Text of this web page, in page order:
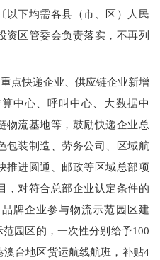
以下均需各县（市、区）人民
资区管委会负责落实，不再列
快递企业、供应链企业新增
中心、呼叫中心、大数据中
物流基地等，鼓励快递企业总
包装制造、劳务公司、区域航
推进圆通、邮政等区域总部项
，对符合总部企业认定条件的
牌企业参与物流示范园区建
园区的，一次性分别给予100
台地区货运航线航班，补贴4